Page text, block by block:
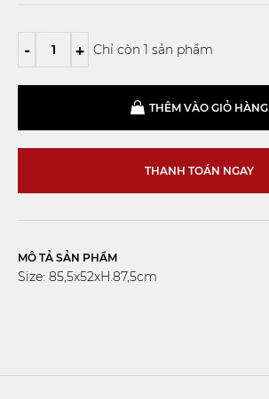
- + Chỉ còn 1 sản phẩm
THÊM VÀO GIỎ HÀNG
THANH TOÁN NGAY
MÔ TẢ SẢN PHẨM
Size: 85,5x52xH.87,5cm